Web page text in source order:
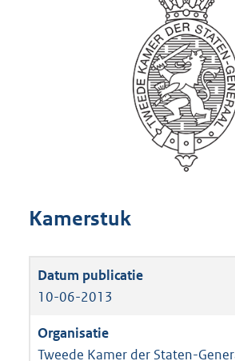
Kamerstuk
10-06-2013
Tweede Kamer der Staten-